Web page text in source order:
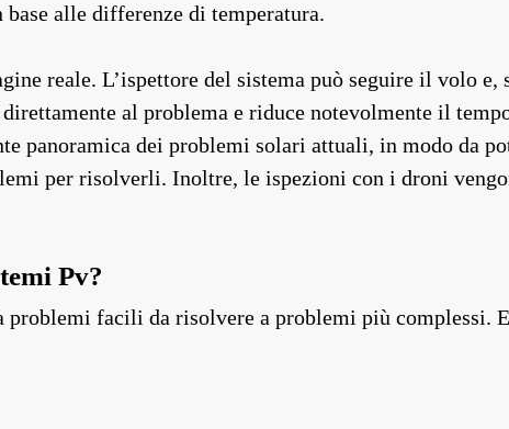
alle differenze di temperatura.
reale. L’ispettore del sistema può seguire il volo e,
al problema e riduce notevolmente il
panoramica dei problemi solari attuali, in modo da
per risolverli. Inoltre, le ispezioni con i droni
Pv?
problemi facili da risolvere a problemi più complessi.